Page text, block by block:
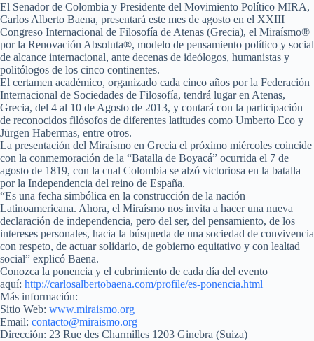
El Senador de Colombia y Presidente del Movimiento Político MIRA,
Carlos Alberto Baena, presentará este mes de agosto en el XXIII
Congreso Internacional de Filosofía de Atenas (Grecia), el Miraísmo®
por la Renovación Absoluta®, modelo de pensamiento político y social
de alcance internacional, ante decenas de ideólogos, humanistas y
politólogos de los cinco continentes.
El certamen académico, organizado cada cinco años por la Federación
Internacional de Sociedades de Filosofía, tendrá lugar en Atenas,
Grecia, del 4 al 10 de Agosto de 2013, y contará con la participación
de reconocidos filósofos de diferentes latitudes como Umberto Eco y
Jürgen Habermas, entre otros.
La presentación del Miraísmo en Grecia el próximo miércoles coincide
con la conmemoración de la “Batalla de Boyacá” ocurrida el 7 de
agosto de 1819, con la cual Colombia se alzó victoriosa en la batalla
por la Independencia del reino de España.
“Es una fecha simbólica en la construcción de la nación
Latinoamericana. Ahora, el Miraísmo nos invita a hacer una nueva
declaración de independencia, pero del ser, del pensamiento, de los
intereses personales, hacia la búsqueda de una sociedad de convivencia
con respeto, de actuar solidario, de gobierno equitativo y con lealtad
social” explicó Baena.
Conozca la ponencia y el cubrimiento de cada día del evento
aquí: http://carlosalbertobaena.com/profile/es-ponencia.html
Más información:
Sitio Web: www.miraismo.org
Email: contacto@miraismo.org
Dirección: 23 Rue des Charmilles 1203 Ginebra (Suiza)